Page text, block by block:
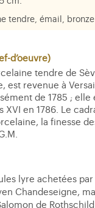
tendre, émail,
d’oeuvre)
tendre de
est revenue à
de 1785 ;
XVI en 1786. Le
la finesse
lyre achetées
Chandeseigne,
de